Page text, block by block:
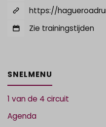
https://
Zie trainingstijden
SNELMENU
1 van de 4 circuit
Agenda